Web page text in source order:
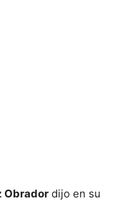
Obrador dijo en su